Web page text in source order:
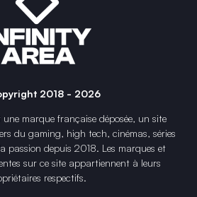
2018 - 2026
une marque française déposée, un site
du gaming, high tech, cinémas, séries
passion depuis 2018. Les marques et
sur ce site appartiennent à leurs
respectifs.